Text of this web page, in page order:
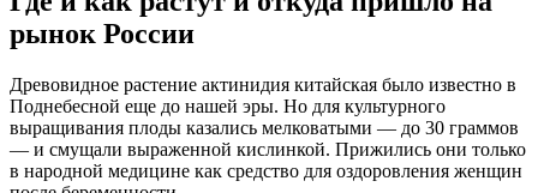
рынок России
Древовидное растение актинидия китайская было известно в
Поднебесной еще до нашей эры. Но для культурного
выращивания плоды казались мелковатыми — до 30 граммов
— и смущали выраженной кислинкой. Прижились они только
в народной медицине как средство для оздоровления женщин